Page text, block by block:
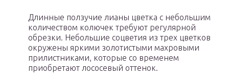
Длинные ползучие лианы цветка с небольшим
количеством колючек требуют регулярной
обрезки. Небольшие соцветия из трех цветков
окружены яркими золотистыми махровыми
прилистниками, которые со временем
приобретают лососевый оттенок.